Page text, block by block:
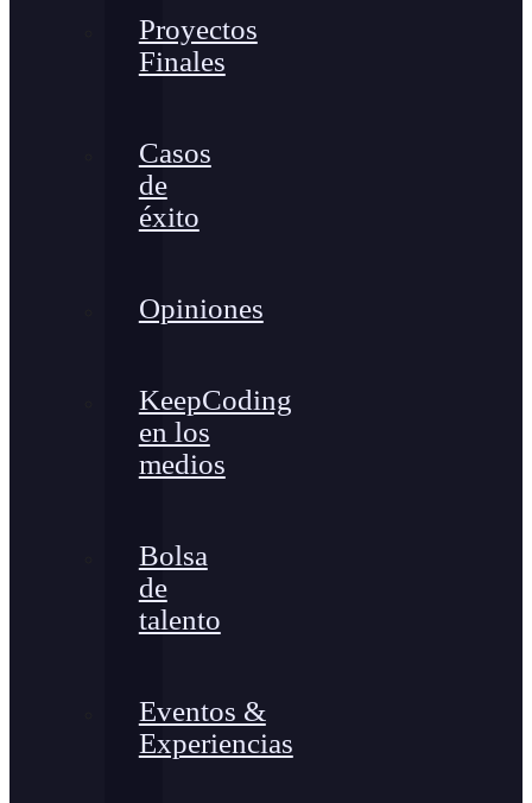
Proyectos
Finales
Casos
de
éxito
Opiniones
KeepCoding
en los
medios
Bolsa
de
talento
Eventos &
Experiencias